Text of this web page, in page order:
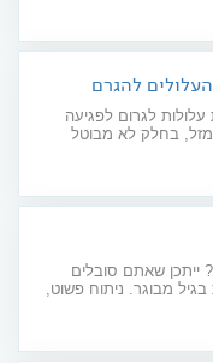
להגרם
לגרום לפגיעה
בחלק לא מבוטל
ייתכן שאתם סובלים
בגיל מבוגר. ניתוח פשוט,